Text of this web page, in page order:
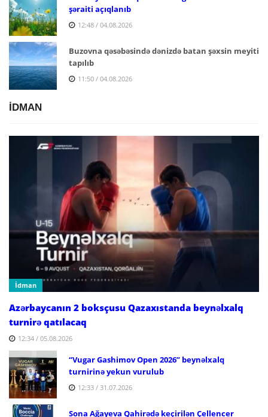
şəraiti açıqlanıb
12:48 / 04.08.2026
Buzovna qəsəbəsində dənizdə batan şəxsin meyiti
tapılıb
11:50 / 04.08.2026
İDMAN
İdman
Azərbaycanın 2 boksçusu Qazaxıstanda beynəlxalq
turnirə qatılacaq
12:34 / 05.08.2026
“Vugar Gashimov Open 2026” beynəlxalq
turnirinə yekun vurulub
12:33 / 31.07.2026
Sona Ağayeva Qahirədə keçirilən Çellencer